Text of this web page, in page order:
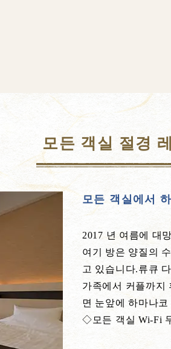
모든 객실 절경
모든 객실에서
2017 년 여름에 대
여기 방은 양질의
고 있습니다.류큐
가족에서 커플까지
면 눈앞에 하마나
◇모든 객실 Wi-Fi